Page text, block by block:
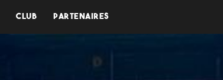
CLUB PARTENAIRES